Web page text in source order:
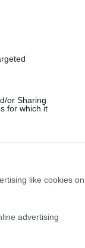
or Sharing
for which it
like cookies on
advertising
sector.
dura, con
para